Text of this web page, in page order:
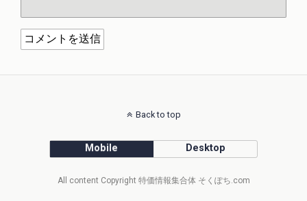
Back to top
Mobile Desktop
All content Copyright 特価情報集合体 そくぽち.com